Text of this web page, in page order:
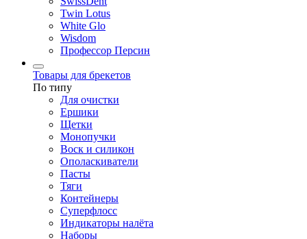
Twin Lotus
White Glo
Wisdom
Профессор Персин
Товары для брекетов
По типу
Для очистки
Ершики
Щетки
Монопучки
Воск и силикон
Ополаскиватели
Пасты
Тяги
Контейнеры
Суперфлосс
Индикаторы налёта
Наборы